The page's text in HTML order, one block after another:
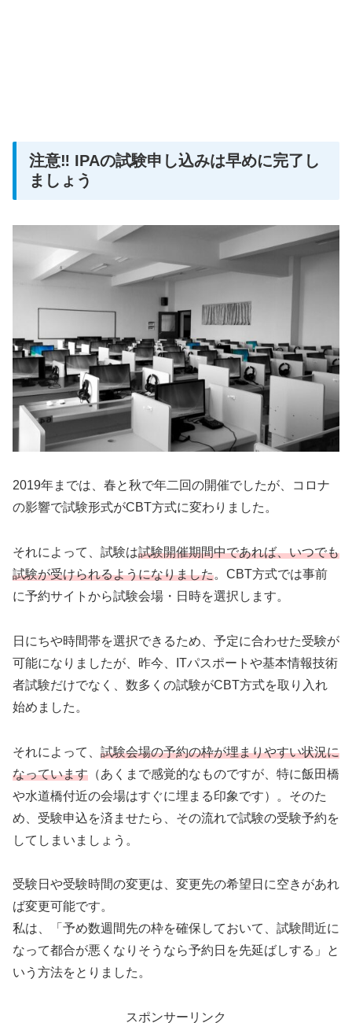
注意‼ IPAの試験申し込みは早めに完了し
ましょう
2019年までは、春と秋で年二回の開催でしたが、コロナ
の影響で試験形式がCBT方式に変わりました。
それによって、試験は試験開催期間中であれば、いつでも
試験が受けられるようになりました。CBT方式では事前
に予約サイトから試験会場・日時を選択します。
日にちや時間帯を選択できるため、予定に合わせた受験が
可能になりましたが、昨今、ITパスポートや基本情報技術
者試験だけでなく、数多くの試験がCBT方式を取り入れ
始めました。
それによって、 試験会場の予約の枠が埋まりやすい状況に
なっています （あくまで感覚的なものですが、特に飯田橋
や水道橋付近の会場はすぐに埋まる印象です）。そのた
め、受験申込を済ませたら、その流れで試験の受験予約を
してしまいましょう。
受験日や受験時間の変更は、変更先の希望日に空きがあれ
ば変更可能です。
私は、「予め数週間先の枠を確保しておいて、試験間近に
なって都合が悪くなりそうなら予約日を先延ばしする」と
いう方法をとりました。
スポンサーリンク